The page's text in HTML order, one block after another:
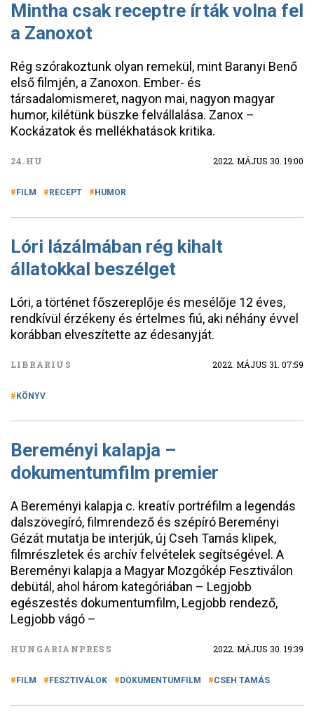
Mintha csak receptre írták volna fel
a Zanoxot
Rég szórakoztunk olyan remekül, mint Baranyi Benő
első filmjén, a Zanoxon. Ember- és
társadalomismeret, nagyon mai, nagyon magyar
humor, kilétünk büszke felvállalása. Zanox –
Kockázatok és mellékhatások kritika.
24.HU 2022. MÁJUS 30. 19:00
FILM RECEPT HUMOR
Lóri lázálmában rég kihalt
állatokkal beszélget
Lóri, a történet főszereplője és mesélője 12 éves,
rendkívül érzékeny és értelmes fiú, aki néhány évvel
korábban elveszítette az édesanyját.
LIBRARIUS 2022. MÁJUS 31. 07:59
KÖNYV
Bereményi kalapja –
dokumentumfilm premier
A Bereményi kalapja c. kreatív portréfilm a legendás
dalszövegíró, filmrendező és szépíró Bereményi
Gézát mutatja be interjúk, új Cseh Tamás klipek,
filmrészletek és archív felvételek segítségével. A
Bereményi kalapja a Magyar Mozgókép Fesztiválon
debütál, ahol három kategóriában – Legjobb
egészestés dokumentumfilm, Legjobb rendező,
Legjobb vágó –
HUNGARIANPRESS 2022. MÁJUS 30. 19:39
FILM FESZTIVÁLOK DOKUMENTUMFILM CSEH TAMÁS